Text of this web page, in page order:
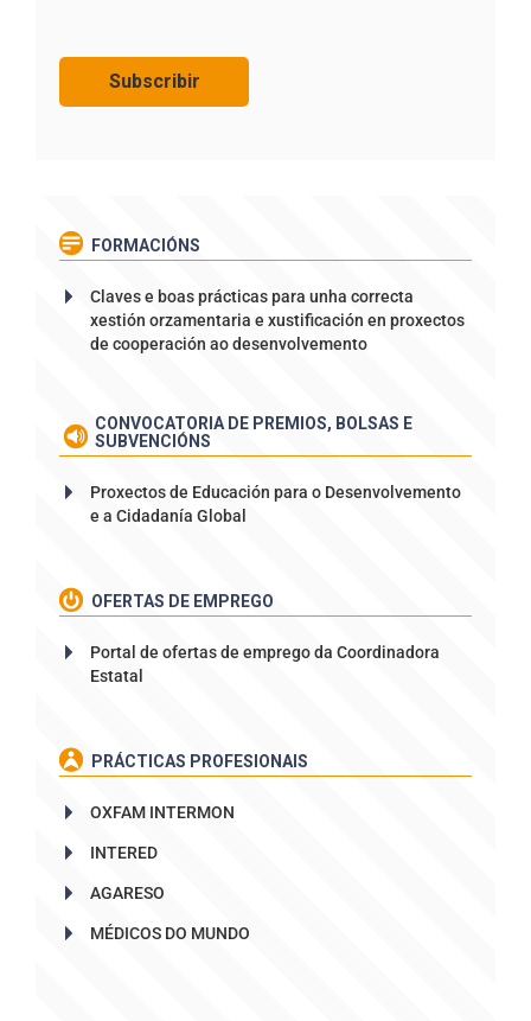
FORMACIÓNS
Claves e boas prácticas para unha correcta
xestión orzamentaria e xustificación en proxectos
de cooperación ao desenvolvemento
CONVOCATORIA DE PREMIOS, BOLSAS E
SUBVENCIÓNS
Proxectos de Educación para o Desenvolvemento
e a Cidadanía Global
OFERTAS DE EMPREGO
Portal de ofertas de emprego da Coordinadora
Estatal
PRÁCTICAS PROFESIONAIS
OXFAM INTERMON
INTERED
AGARESO
MÉDICOS DO MUNDO